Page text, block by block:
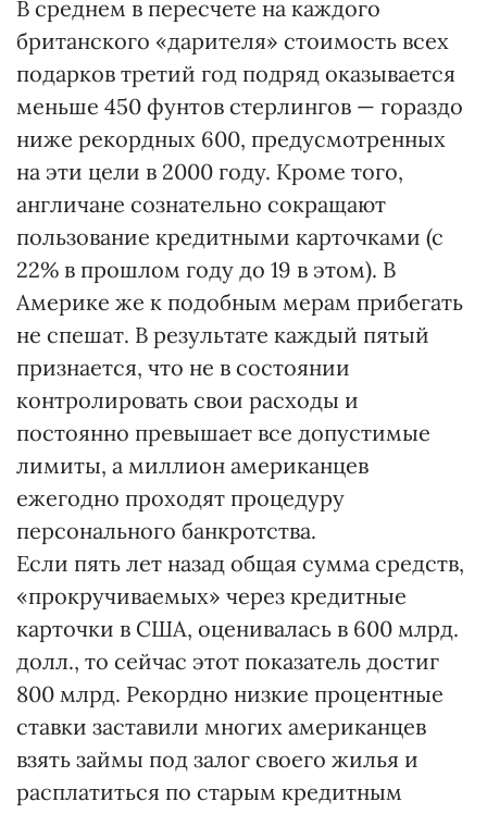
В среднем в пересчете на каждого
британского «дарителя» стоимость всех
подарков третий год подряд оказывается
меньше 450 фунтов стерлингов — гораздо
ниже рекордных 600, предусмотренных
на эти цели в 2000 году. Кроме того,
англичане сознательно сокращают
пользование кредитными карточками (с
22% в прошлом году до 19 в этом). В
Америке же к подобным мерам прибегать
не спешат. В результате каждый пятый
признается, что не в состоянии
контролировать свои расходы и
постоянно превышает все допустимые
лимиты, а миллион американцев
ежегодно проходят процедуру
персонального банкротства.
Если пять лет назад общая сумма средств,
«прокручиваемых» через кредитные
карточки в США, оценивалась в 600 млрд.
долл., то сейчас этот показатель достиг
800 млрд. Рекордно низкие процентные
ставки заставили многих американцев
взять займы под залог своего жилья и
расплатиться по старым кредитным